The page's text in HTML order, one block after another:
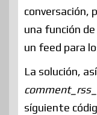
conversación,
una función
un feed para
La solución,
síguiente